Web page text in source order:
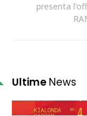
presenta
Ultime News